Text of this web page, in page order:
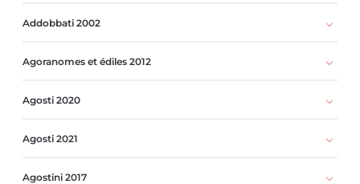
Addobbati 2002
Agoranomes et édiles 2012
Agosti 2020
Agosti 2021
Agostini 2017